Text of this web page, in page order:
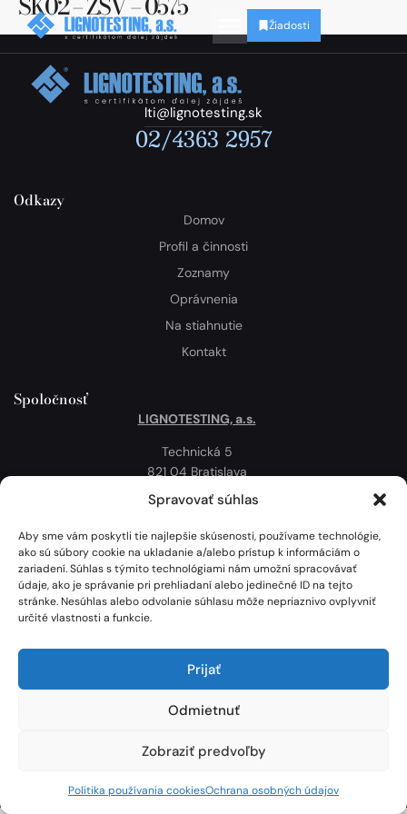
Spravovať súhlas
Aby sme vám poskytli tie najlepšie skúsenosti, používame technológie,
ako sú súbory cookie na ukladanie a/alebo prístup k informáciám o
zariadení. Súhlas s týmito technológiami nám umožní spracovávať
údaje, ako je správanie pri prehliadaní alebo jedinečné ID na tejto
stránke. Nesúhlas alebo odvolanie súhlasu môže nepriaznivo ovplyvniť
určité vlastnosti a funkcie.
Prijať
Odmietnuť
Zobraziť predvoľby
Politika používania cookiesOchrana osobných údajov
Žiadosti
lti@lignotesting.sk
02/4363 2957
Odkazy
Domov
Profil a činnosti
Zoznamy
Oprávnenia
Na stiahnutie
Kontakt
Spoločnosť
LIGNOTESTING, a.s.
Technická 5
821 04 Bratislava
Slovenská republika
Politika používania cookies
Mapa
Lignotesting, a. s. © 2024 | Všetky práva vyhradené. | Vytvoril: Marek Heinfarth.